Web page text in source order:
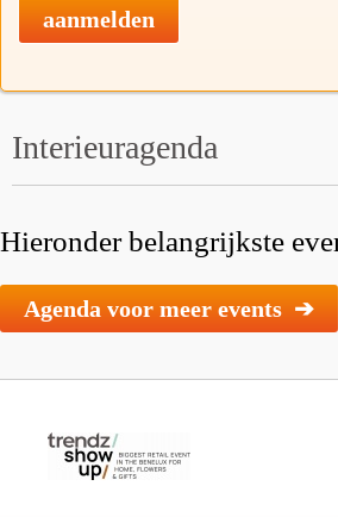
aanmelden
Interieuragenda
Hieronder belangrijkste
Agenda voor meer events ➔